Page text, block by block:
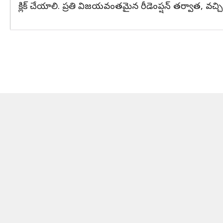
క్లిక్ చేయాలి. ప్రతి విజయవంతమైన రీడెంప్షన్ తర్వాత,